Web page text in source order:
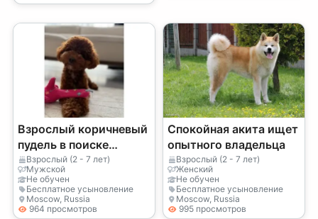
Взрослый коричневый
пудель в поиске
надежного дома
Взрослый (2 - 7 лет)
Мужской
Не обучен
Бесплатное усыновление
Moscow, Russia
964 просмотров
Спокойная акита ищет
опытного владельца
Взрослый (2 - 7 лет)
Женский
Не обучен
Бесплатное усыновление
Moscow, Russia
995 просмотров